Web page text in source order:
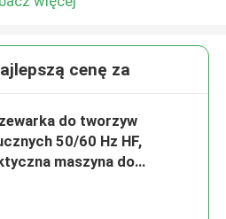
cenę za
do tworzyw
50/60 Hz HF,
maszyna do